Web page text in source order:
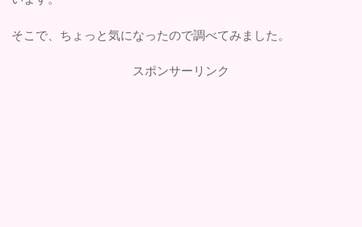
そこで、ちょっと気になったので調べてみました。
スポンサーリンク